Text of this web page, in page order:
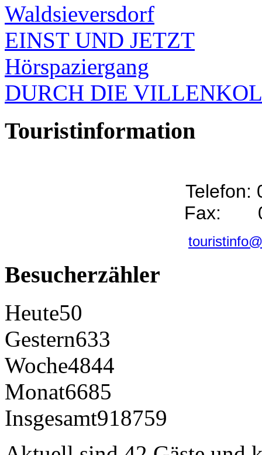
Waldsieversdorf
EINST UND JETZT
Hörspaziergang
DURCH DIE
Touristinformation
Telefon:
Fax:
Besucherzähler
Heute50
Gestern633
Woche4844
Monat6685
Insgesamt918759